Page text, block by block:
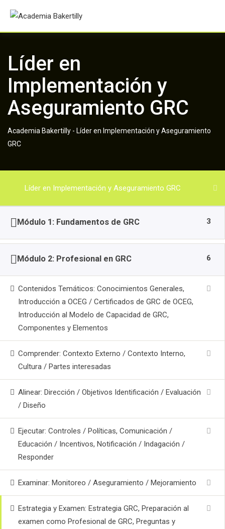
content
Líder en
Implementación y
Aseguramiento GRC
Academia Bakertilly - Líder en Implementación y Aseguramiento
GRC
Líder en Implementación y Aseguramiento GRC
Módulo 1: Fundamentos de GRC 3
Módulo 2: Profesional en GRC 6
Contenidos Temáticos: Conocimientos Generales,
Introducción a OCEG / Certificados de GRC de OCEG,
Introducción al Modelo de Capacidad de GRC,
Componentes y Elementos
Comprender: Contexto Externo / Contexto Interno,
Cultura / Partes interesadas
Alinear: Dirección / Objetivos Identificación / Evaluación
/ Diseño
Ejecutar: Controles / Políticas, Comunicación /
Educación / Incentivos, Notificación / Indagación /
Responder
Examinar: Monitoreo / Aseguramiento / Mejoramiento
Estrategia y Examen: Estrategia GRC, Preparación al
examen como Profesional de GRC, Preguntas y